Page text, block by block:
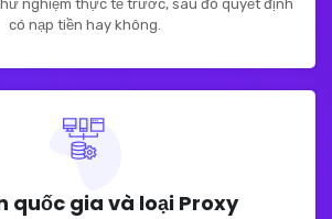
nghiệm thực tế trước, sau đó quyết định
có nạp tiền hay không.
quốc gia và loại Proxy